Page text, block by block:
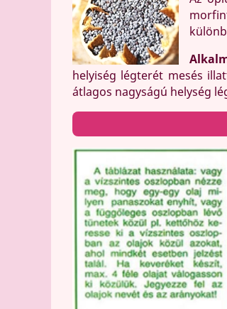
helyiség légterét mesés
átlagos nagyságú helység